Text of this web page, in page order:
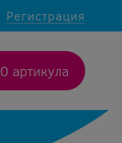
Регистрация
0 артикула